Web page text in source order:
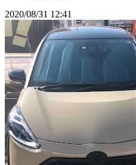
2020/08/31 12:41